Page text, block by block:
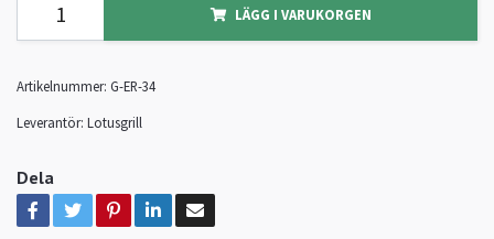
LÄGG I VARUKORGEN
Artikelnummer: G-ER-34
Leverantör: Lotusgrill
Dela